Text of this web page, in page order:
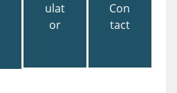
ulat
or
Con
tact